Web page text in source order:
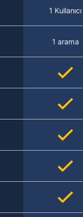
1 Kullanıcı
1 arama